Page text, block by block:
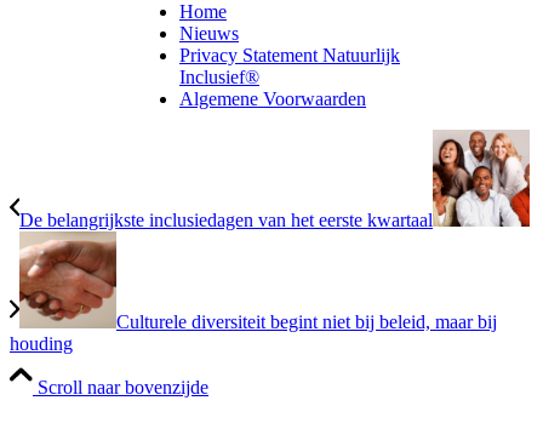
Home
Nieuws
Privacy Statement Natuurlijk
Inclusief®
Algemene Voorwaarden
De belangrijkste inclusiedagen van het eerste kwartaal
Culturele diversiteit begint niet bij beleid, maar bij
houding
Scroll naar bovenzijde